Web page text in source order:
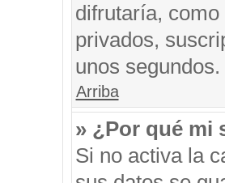
difrutaría,
privados,
unos
Arriba
» ¿Por qué mi
Si no activa la